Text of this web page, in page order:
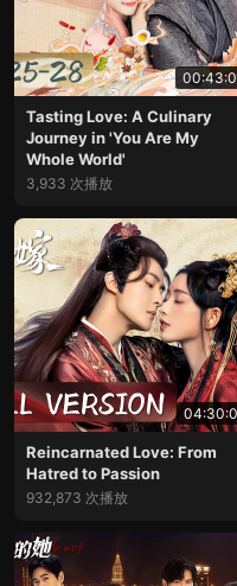
Tasting Love: A Culinary
Journey in 'You Are My
Whole World'
3,933 次播放
Reincarnated Love: From
Hatred to Passion
932,873 次播放